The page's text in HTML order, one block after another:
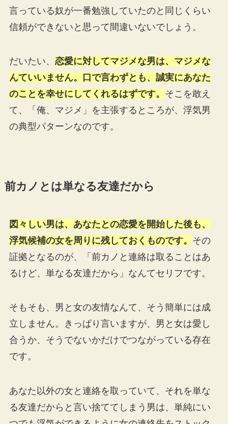
言っている奴が一番勉強していたのと同じくらい
信頼ができないと思って間違いないでしょう。
だいたい、 恋愛に対してマジメな男は、マジメな
んていいません。口で言わずとも、誠実にあなた
のことを幸せにしてくれるはずです。 そこを敢え
て、「俺、マジメ」を主張するところが、浮気男
の典型パターンなのです。
前カノとは単なる友達だから
図々しい男は、あなたとの恋愛を開始した後も、
浮気候補の女を周りに残しておくものです。 その
証拠となるのが、「前カノと連絡は取ることはあ
るけど、単なる友達だから」なんてセリフです。
そもそも、男と女の友情なんて、そう簡単には成
立しません。きっぱり言いますが、男と女は愛し
合うか、そうでないかだけでつながっている存在
です。
あなた以外の女と連絡を取っていて、それを単な
る友達だからと言い捨ててしまう男は、単純にい